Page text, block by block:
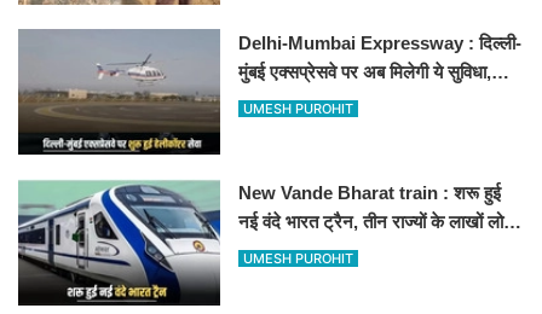
Delhi-Mumbai Expressway : दिल्ली-
मुंबई एक्सप्रेसवे पर अब मिलेगी ये सुविधा,
हेलीकॉप्टर सर्विस से तुरंत घायल पहुंचेगा
UMESH PUROHIT
New Vande Bharat train : शरू हुई
नई वंदे भारत ट्रैन, तीन राज्यों के लाखों लोगों
का सफर होगा आसान, देखें पूरा रूटमैप
UMESH PUROHIT